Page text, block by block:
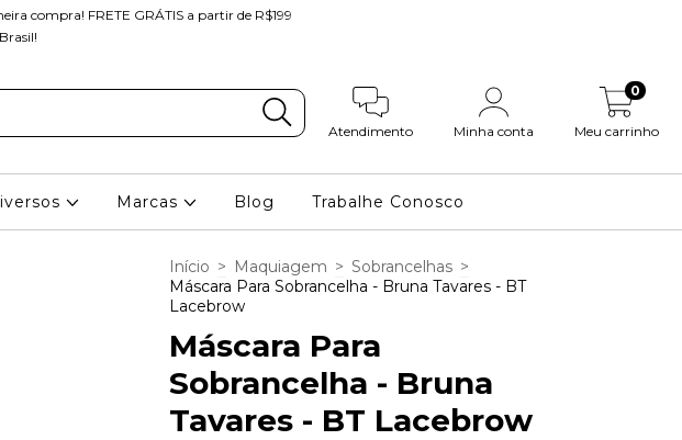
compra! FRETE GRÁTIS a partir de R$199
Atendimento Minha conta Meu carrinho
0
Marcas Blog Trabalhe Conosco
Início > Maquiagem > Sobrancelhas >
Máscara Para Sobrancelha - Bruna Tavares - BT
Lacebrow
Máscara Para
Sobrancelha - Bruna
Tavares - BT Lacebrow